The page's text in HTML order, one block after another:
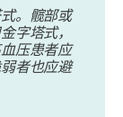
。髋部或
字塔式，
压患者应
者也应避